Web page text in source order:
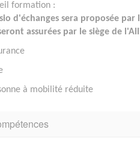
formation :
d'échanges sera proposée par
assurées par le siège de
à mobilité réduite